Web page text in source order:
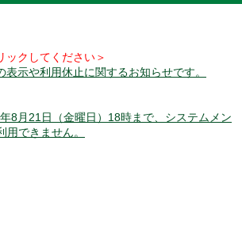
クしてください＞
示や利用休止に関するお知らせです。
8月21日（金曜日）18時まで、システムメン
できません。